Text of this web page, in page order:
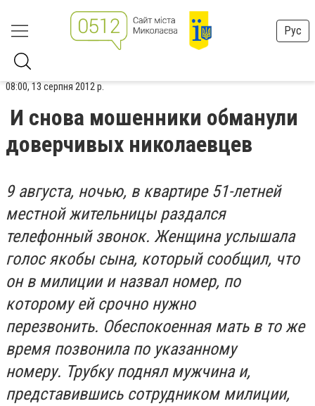
Рус
08:00, 13 серпня 2012 р.
И снова мошенники обманули
доверчивых николаевцев
9 августа, ночью, в квартире 51-летней
местной жительницы раздался
телефонный звонок. Женщина услышала
голос якобы сына, который сообщил, что
он в милиции и назвал номер, по
которому ей срочно нужно
перезвонить. Обеспокоенная мать в то же
время позвонила по указанному
номеру. Трубку поднял мужчина и,
представившись сотрудником милиции,